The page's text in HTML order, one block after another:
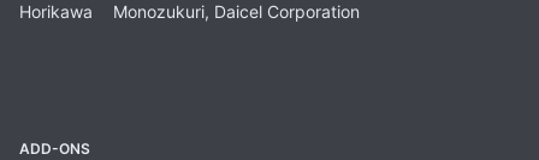
Horikawa
Monozukuri, Daicel Corporation
ADD-ONS